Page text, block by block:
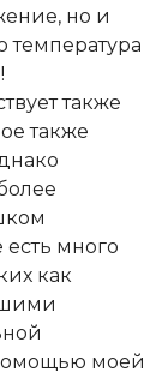
но и
температура
также
также
есть много
как
моей